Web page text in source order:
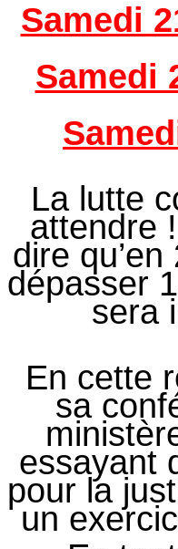
Samedi
Samedi
La lutte
attendre
dire
dépasser
sera
En cette
sa
essayant
pour la
un